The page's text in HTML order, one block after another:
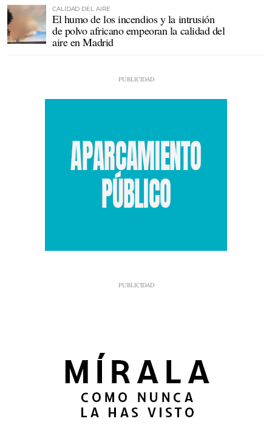
CALIDAD DEL AIRE
El humo de los incendios y la intrusión
de polvo africano empeoran la calidad del
aire en Madrid